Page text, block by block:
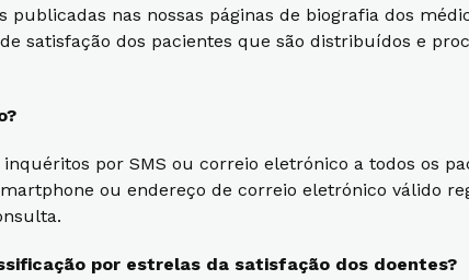
publicadas nas nossas páginas de biografia dos
satisfação dos pacientes que são distribuídos e
inquéritos por SMS ou correio eletrónico a todos os
ou endereço de correio eletrónico válido
por estrelas da satisfação dos doentes?